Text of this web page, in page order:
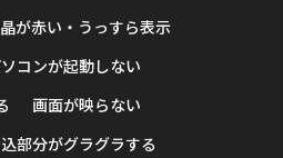
が赤い・うっすら表示
コンが起動しない
画面が映らない
部分がグラグラする